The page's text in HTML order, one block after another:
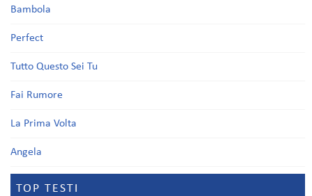
Bambola
Perfect
Tutto Questo Sei Tu
Fai Rumore
La Prima Volta
Angela
TOP TESTI